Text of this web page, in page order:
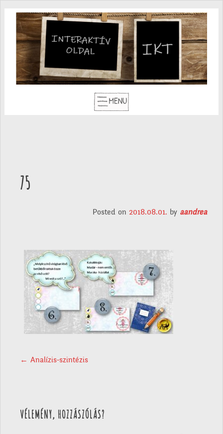
75
Posted on 2018.08.01. by aandrea
POST NAVIGATION
← Analízis-szintézis
VÉLEMÉNY, HOZZÁSZÓLÁS?